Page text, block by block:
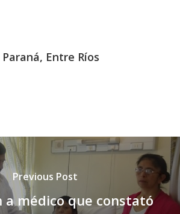
Entre Ríos
Previous Post
a médico que constató